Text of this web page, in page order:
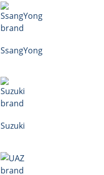
SsangYong
Suzuki